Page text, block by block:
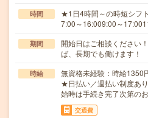
時間
★1日4時間～の時短シフ
7:00～16:009:00～
期間
開始日はご相談くださ
ば、長期でも働けます！
時給
無資格未経験：時給
★日払い／週払い制度あ
始時は手続き完了次第の
交通費